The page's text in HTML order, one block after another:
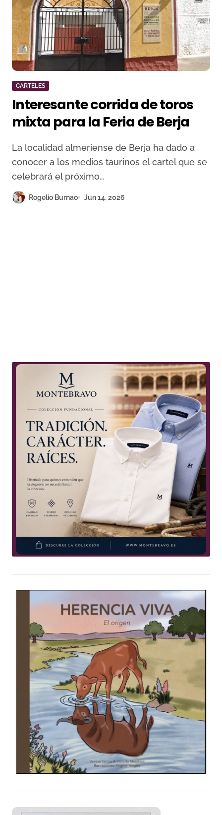
CARTELES
Interesante corrida de toros
mixta para la Feria de Berja
La localidad almeriense de Berja ha dado a
conocer a los medios taurinos el cartel que se
celebrará el próximo…
Rogelio Burnao Jun 14, 2026